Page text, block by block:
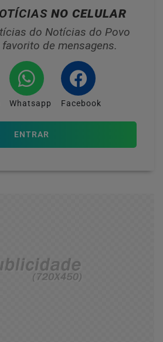
NO CELULAR
do Notícias do Povo
de mensagens.
Whatsapp Facebook
ENTRAR